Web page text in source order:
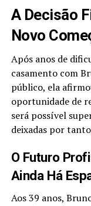
A Decisão
Novo
Após anos de
casamento com
público, ela
oportunidade de
será possível
deixadas por
O Futuro
Ainda Há
Aos 39 anos,